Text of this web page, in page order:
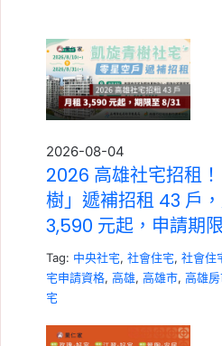
2026-08-04
2026 高雄社宅招租
樹」遞補招租 43 戶
3,590 元起，申請期
Tag: 中央社宅, 社會住宅, 社會住
宅申請資格, 高雄, 高雄市, 高雄
宅